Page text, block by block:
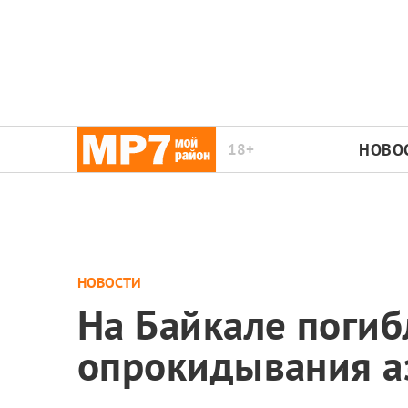
18+
НОВОСТИ
На Байкале
опрокидывания